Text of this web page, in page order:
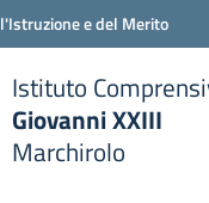
e del Merito
Istituto
Giovanni XXIII
Marchirolo